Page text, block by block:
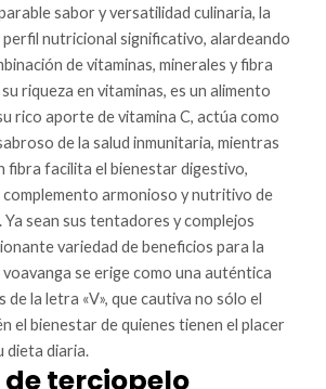
sabor y versatilidad culinaria, la
perfil nutricional significativo, alardeando
de vitaminas, minerales y fibra
riqueza en vitaminas, es un alimento
rico aporte de vitamina C, actúa como
de la salud inmunitaria, mientras
fibra facilita el bienestar digestivo,
armonioso y nutritivo de
Ya sean sus tentadores y complejos
variedad de beneficios para la
se erige como una auténtica
la letra «V», que cautiva no sólo el
el bienestar de quienes tienen el placer
dieta diaria.
terciopelo